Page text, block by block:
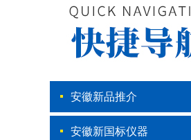
安徽新品推介
安徽新国标仪器